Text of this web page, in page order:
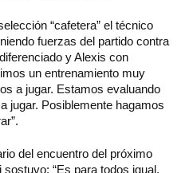
“cafetera” el técnico
fuerzas del partido contra
y Alexis con
un entrenamiento muy
a jugar. Estamos evaluando
jugar. Posiblemente hagamos
del encuentro del próximo
“Es para todos igual.